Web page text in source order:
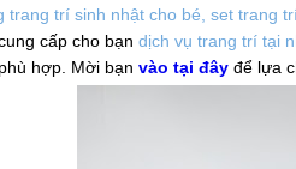
trang trí sinh nhật cho bé, set trang
cấp cho bạn dịch vụ trang trí tại
hợp. Mời bạn vào tại đây để lựa